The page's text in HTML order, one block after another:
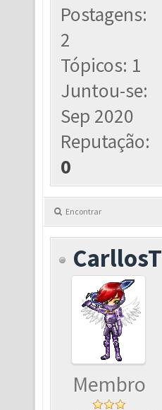
Postagens:
2
Tópicos: 1
Juntou-se:
Sep 2020
Reputação:
0
Encontrar
CarllosT
Membro